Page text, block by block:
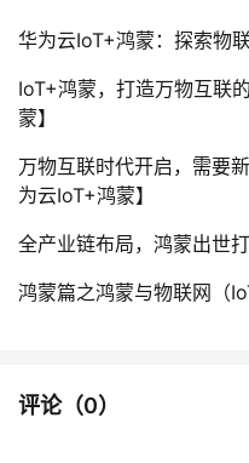
华为云IoT+鸿蒙：探索物
IoT+鸿蒙，打造万物互联
蒙】
万物互联时代开启，需要
为云IoT+鸿蒙】
全产业链布局，鸿蒙出世
鸿蒙篇之鸿蒙与物联网（
评论（0）